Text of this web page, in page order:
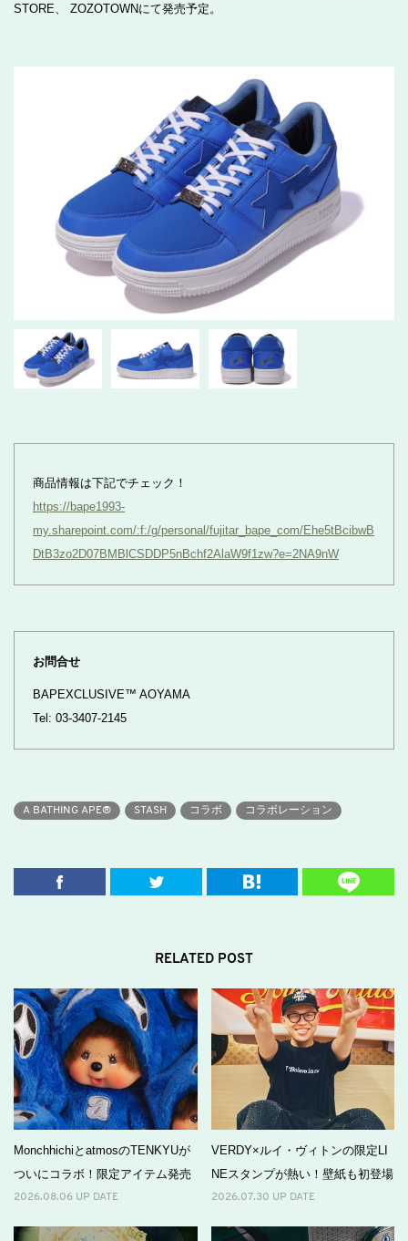
STORE、 ZOZOTOWNにて発売予定。
商品情報は下記でチェック！
https://bape1993-
my.sharepoint.com/:f:/g/personal/fujitar_bape_com/Ehe5tBcibwB
DtB3zo2D07BMBlCSDDP5nBchf2AlaW9f1zw?e=2NA9nW
お問合せ
BAPEXCLUSIVE™ AOYAMA
Tel: 03-3407-2145
A BATHING APE® STASH コラボ コラボレーション
RELATED POST
MonchhichiとatmosのTENKYUが
ついにコラボ！限定アイテム発売
2026.08.06 UP DATE
VERDY×ルイ・ヴィトンの限定LI
NEスタンプが熱い！壁紙も初登場
2026.07.30 UP DATE